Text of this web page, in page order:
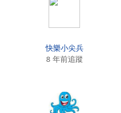
快樂小尖兵
8 年前追蹤